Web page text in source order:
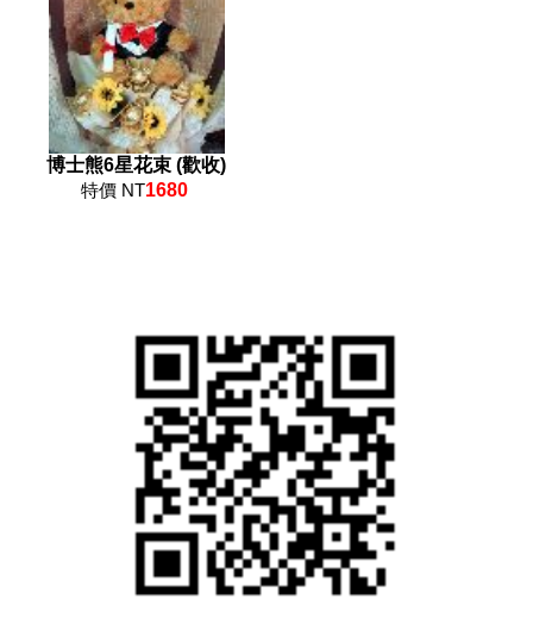
博士熊6星花束 (歡收)
特價 NT1680